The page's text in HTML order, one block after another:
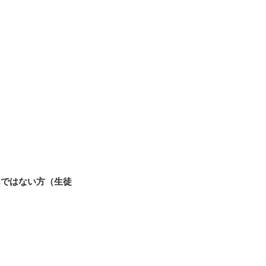
はない方（生徒